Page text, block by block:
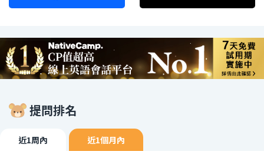
提問排名
近1周內 近1個月內